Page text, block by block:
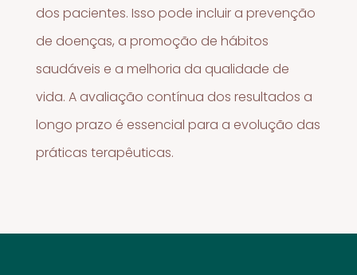
dos pacientes. Isso pode incluir a prevenção
de doenças, a promoção de hábitos
saudáveis e a melhoria da qualidade de
vida. A avaliação contínua dos resultados a
longo prazo é essencial para a evolução das
práticas terapêuticas.